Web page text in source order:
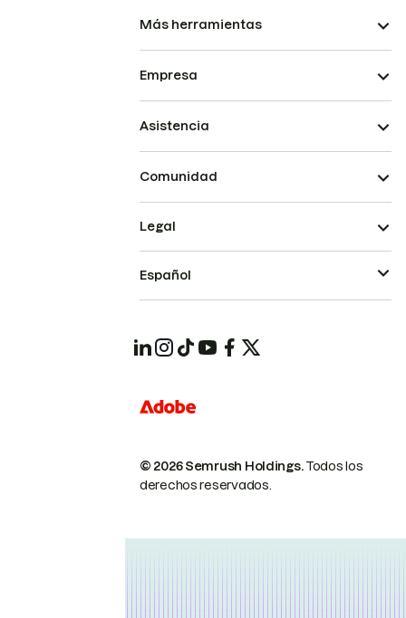
Más herramientas
Empresa
Asistencia
Comunidad
© 2026 Semrush Holdings.Todos los
derechos reservados.
Legal
Español